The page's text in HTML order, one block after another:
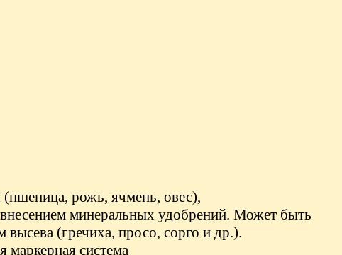
(пшеница, рожь, ячмень, овес),
минеральных удобрений. Может быть
высева (гречиха, просо, сорго и др.).
маркерная система